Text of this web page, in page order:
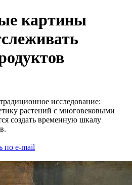
картины
исследование:
растений с многовековыми
создать временную шкалу
по e-mail